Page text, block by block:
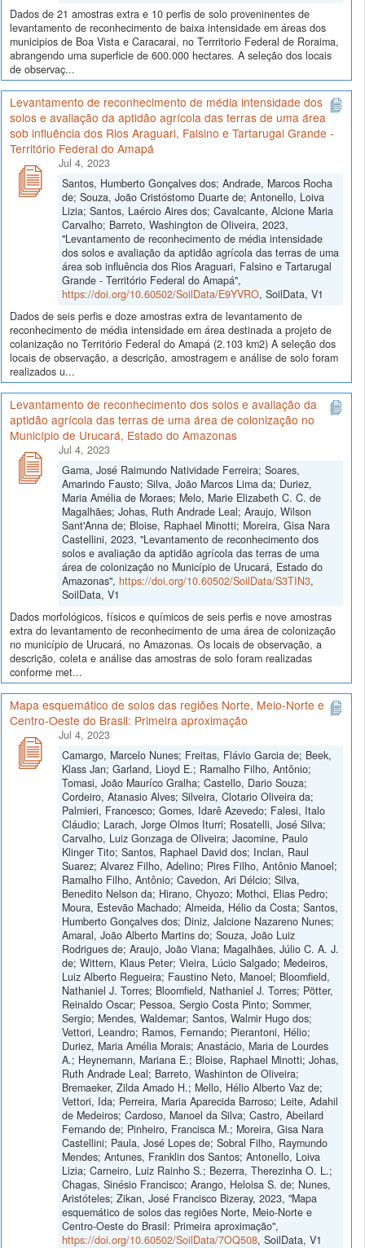
Dados de 21 amostras extra e 10 perfis de solo proveninentes de
levantamento de reconhecimento de baixa intensidade em áreas dos
municipios de Boa Vista e Caracarai, no Terrritorio Federal de Roraima,
abrangendo uma superficie de 600.000 hectares. A seleção dos locais
de observaç...
Levantamento de reconhecimento de média intensidade dos
solos e avaliação da aptidão agrícola das terras de uma área
sob influência dos Rios Araguari, Falsino e Tartarugal Grande -
Território Federal do Amapá
Jul 4, 2023
Santos, Humberto Gonçalves dos; Andrade, Marcos Rocha
de; Souza, João Cristóstomo Duarte de; Antonello, Loiva
Lizia; Santos, Laércio Aires dos; Cavalcante, Alcione Maria
Carvalho; Barreto, Washington de Oliveira, 2023,
"Levantamento de reconhecimento de média intensidade
dos solos e avaliação da aptidão agrícola das terras de uma
área sob influência dos Rios Araguari, Falsino e Tartarugal
Grande - Território Federal do Amapá",
https://doi.org/10.60502/SoilData/E9YVRO, SoilData, V1
Dados de seis perfis e doze amostras extra de levantamento de
reconhecimento de média intensidade em área destinada a projeto de
colanização no Território Federal do Amapá (2.103 km2) A seleção dos
locais de observação, a descrição, amostragem e análise de solo foram
realizados u...
Levantamento de reconhecimento dos solos e avaliação da
aptidão agrícola das terras de uma área de colonização no
Município de Urucará, Estado do Amazonas
Jul 4, 2023
Gama, José Raimundo Natividade Ferreira; Soares,
Amarindo Fausto; Silva, João Marcos Lima da; Duriez,
Maria Amélia de Moraes; Melo, Marie Elizabeth C. C. de
Magalhães; Johas, Ruth Andrade Leal; Araujo, Wilson
Sant'Anna de; Bloise, Raphael Minotti; Moreira, Gisa Nara
Castellini, 2023, "Levantamento de reconhecimento dos
solos e avaliação da aptidão agrícola das terras de uma
área de colonização no Município de Urucará, Estado do
Amazonas", https://doi.org/10.60502/SoilData/S3TIN3,
SoilData, V1
Dados morfológicos, físicos e químicos de seis perfis e nove amostras
extra do levantamento de reconhecimento de uma área de colonização
no município de Urucará, no Amazonas. Os locais de observação, a
descrição, coleta e análise das amostras de solo foram realizadas
conforme met...
Mapa esquemático de solos das regiões Norte, Meio-Norte e
Centro-Oeste do Brasil: Primeira aproximação
Jul 4, 2023
Camargo, Marcelo Nunes; Freitas, Flávio Garcia de; Beek,
Klass Jan; Garland, Lioyd E.; Ramalho Filho, Antônio;
Tomasi, João Mauríco Gralha; Castello, Dario Souza;
Cordeiro, Atanasio Alves; Silveira, Clotario Oliveira da;
Palmieri, Francesco; Gomes, Idarê Azevedo; Falesi, Italo
Cláudio; Larach, Jorge Olmos Iturri; Rosatelli, José Silva;
Carvalho, Luiz Gonzaga de Oliveira; Jacomine, Paulo
Klinger Tito; Santos, Raphael David dos; Inclan, Raul
Suarez; Alvarez Filho, Adelino; Pires Filho, Antônio Manoel;
Ramalho Filho, Antônio; Cavedon, Ari Délcio; Silva,
Benedito Nelson da; Hirano, Chyozo; Mothci, Elias Pedro;
Moura, Estevão Machado; Almeida, Hélio da Costa; Santos,
Humberto Gonçalves dos; Diniz, Jalcione Nazareno Nunes;
Amaral, João Alberto Martins do; Souza, João Luiz
Rodrigues de; Araujo, João Viana; Magalhães, Júlio C. A. J.
de; Wittern, Klaus Peter; Vieira, Lúcio Salgado; Medeiros,
Luiz Alberto Regueira; Faustino Neto, Manoel; Bloomfield,
Nathaniel J. Torres; Bloomfield, Nathaniel J. Torres; Pötter,
Reinaldo Oscar; Pessoa, Sergio Costa Pinto; Sommer,
Sergio; Mendes, Waldemar; Santos, Walmir Hugo dos;
Vettori, Leandro; Ramos, Fernando; Pierantoni, Hélio;
Duriez, Maria Amélia Morais; Anastácio, Maria de Lourdes
A.; Heynemann, Mariana E.; Bloise, Raphael Minotti; Johas,
Ruth Andrade Leal; Barreto, Washinton de Oliveira;
Bremaeker, Zilda Amado H.; Mello, Hélio Alberto Vaz de;
Vettori, Ida; Perreira, Maria Aparecida Barroso; Leite, Adahil
de Medeiros; Cardoso, Manoel da Silva; Castro, Abeilard
Fernando de; Pinheiro, Francisca M.; Moreira, Gisa Nara
Castellini; Paula, José Lopes de; Sobral Filho, Raymundo
Mendes; Antunes, Franklin dos Santos; Antonello, Loiva
Lizia; Carneiro, Luiz Rainho S.; Bezerra, Therezinha O. L.;
Chagas, Sinésio Francisco; Arango, Heloisa S. de; Nunes,
Aristóteles; Zikan, José Francisco Bizeray, 2023, "Mapa
esquemático de solos das regiões Norte, Meio-Norte e
Centro-Oeste do Brasil: Primeira aproximação",
https://doi.org/10.60502/SoilData/7OQ508, SoilData, V1